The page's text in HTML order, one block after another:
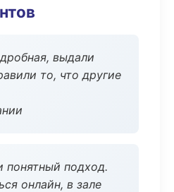
выдали
то, что другие
подход.
онлайн, в зале